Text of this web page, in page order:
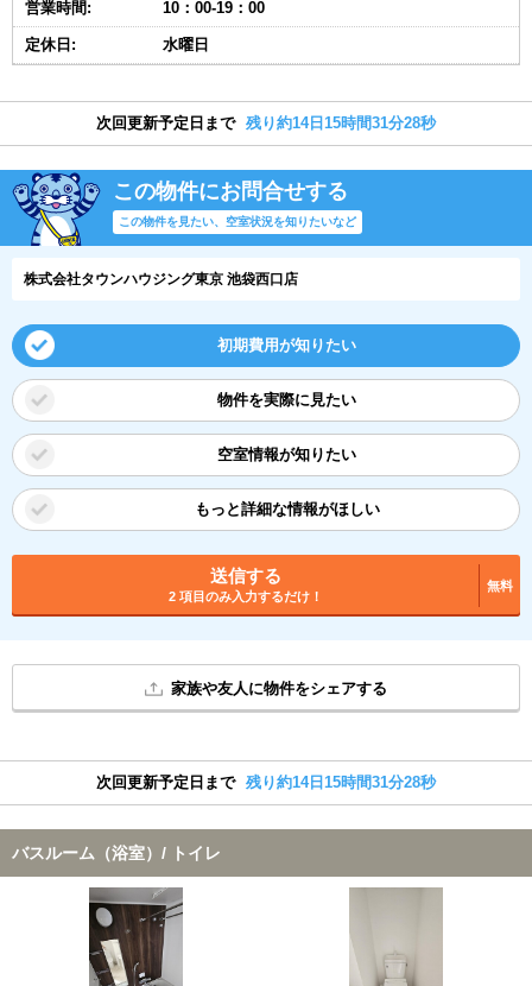
営業時間: 10：00-19：00
定休日: 水曜日
次回更新予定日まで 残り約14日15時間31分27秒
この物件にお問合せする
この物件を見たい、空室状況を知りたいなど
株式会社タウンハウジング東京 池袋西口店
初期費用が知りたい
物件を実際に見たい
空室情報が知りたい
もっと詳細な情報がほしい
送信する
2 項目のみ入力するだけ！
無料
家族や友人に物件をシェアする
次回更新予定日まで 残り約14日15時間31分27秒
バスルーム（浴室）/ トイレ